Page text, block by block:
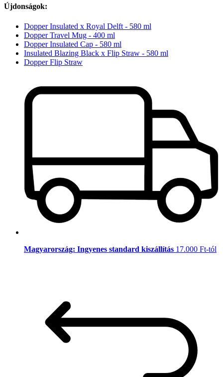
Újdonságok:
Dopper Insulated x Royal Delft - 580 ml
Dopper Travel Mug - 400 ml
Dopper Insulated Cap - 580 ml
Insulated Blazing Black x Flip Straw - 580 ml
Dopper Flip Straw
Magyarország: Ingyenes standard kiszállítás 17.000 Ft-tól